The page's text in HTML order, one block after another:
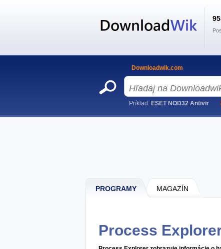
PROGRAMY MAGAZÍN
Process
Downloadwik.com
Príklad: ESET NOD32 Antivir